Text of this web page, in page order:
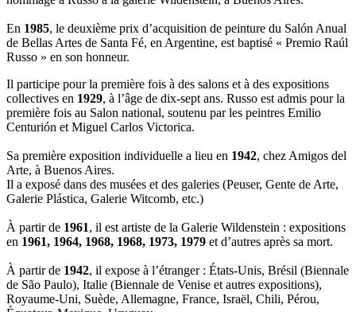
En 1985, le deuxième prix d’acquisition de peinture du Salón Anual
de Bellas Artes de Santa Fé, en Argentine, est baptisé « Premio Raúl
Russo » en son honneur.
Il participe pour la première fois à des salons et à des expositions
collectives en 1929, à l’âge de dix-sept ans. Russo est admis pour la
première fois au Salon national, soutenu par les peintres Emilio
Centurión et Miguel Carlos Victorica.
Sa première exposition individuelle a lieu en 1942, chez Amigos del
Arte, à Buenos Aires.
Il a exposé dans des musées et des galeries (Peuser, Gente de Arte,
Galerie Plástica, Galerie Witcomb, etc.)
À partir de 1961, il est artiste de la Galerie Wildenstein : expositions
en 1961, 1964, 1968, 1968, 1973, 1979 et d’autres après sa mort.
À partir de 1942, il expose à l’étranger : États-Unis, Brésil (Biennale
de São Paulo), Italie (Biennale de Venise et autres expositions),
Royaume-Uni, Suède, Allemagne, France, Israël, Chili, Pérou,